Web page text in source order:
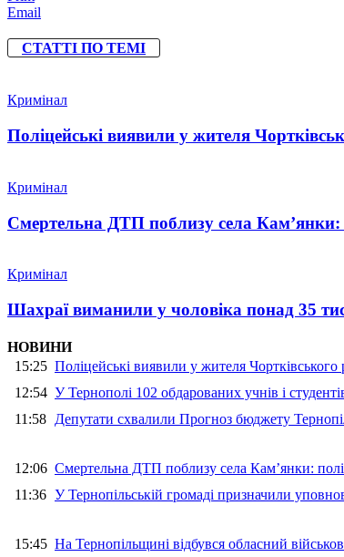
Email
СТАТТІ ПО ТЕМІ
Кримінал
Поліцейські виявили у жителя
Кримінал
Смертельна ДТП поблизу села Кам’янки:
Кримінал
Шахраї виманили у чоловіка понад 35
НОВИНИ
15:25 Поліцейські виявили у жителя
12:54 У Тернополі 102 обдарованих учнів і
11:58 Депутати схвалили Прогноз бюджету
12:06 Смертельна ДТП поблизу села Кам’янки:
11:36 У Тернопільській громаді призначили
15:45 На Тернопільщині відбувся обласний